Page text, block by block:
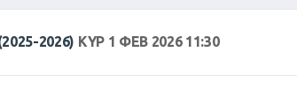
2026) ΚΥΡ 1 ΦΕΒ 2026 11:30